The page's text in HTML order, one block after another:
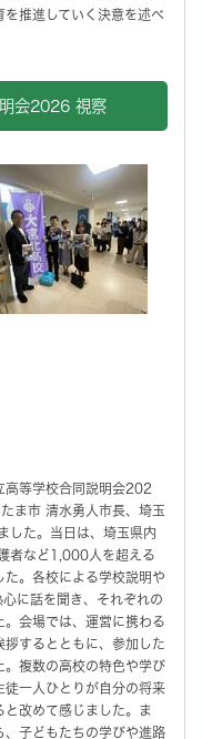
推進していく決意を述べ
会2026 視察
高等学校合同説明会202
ま市 清水勇人市長、埼玉
した。当日は、埼玉県内
者など1,000人を超える
。各校による学校説明や
に話を聞き、それぞれの
会場では、運営に携わる
するとともに、参加した
。複数の高校の特色や学び
徒一人ひとりが自分の将来
と改めて感じました。ま
、子どもたちの学びや進路